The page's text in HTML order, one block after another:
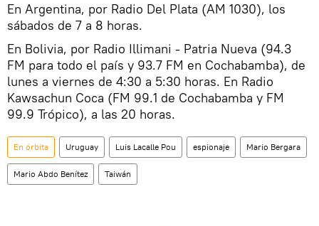
En Argentina, por Radio Del Plata (AM 1030), los
sábados de 7 a 8 horas.
En Bolivia, por Radio Illimani - Patria Nueva (94.3
FM para todo el país y 93.7 FM en Cochabamba), de
lunes a viernes de 4:30 a 5:30 horas. En Radio
Kawsachun Coca (FM 99.1 de Cochabamba y FM
99.9 Trópico), a las 20 horas.
En órbita Uruguay Luis Lacalle Pou espionaje Mario Bergara
Mario Abdo Benítez Taiwán